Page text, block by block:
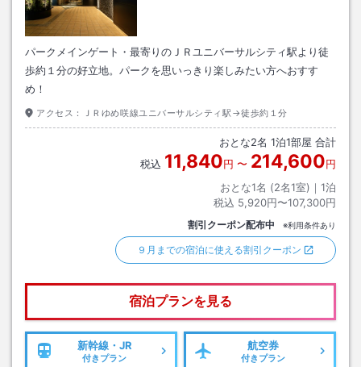
パークメインゲート・最寄りのＪＲユニバーサルシティ駅より徒
歩約１分の好立地。パークを思いっきり楽しみたい方へおすす
め！
アクセス： ＪＲゆめ咲線ユニバーサルシティ駅→徒歩約１分
おとな2名 1泊1部屋 合計
税込 11,840円 〜 214,600円
おとな1名 (2名1室)｜ 1泊
税込 5,920円〜107,300円
割引クーポン配布中 ※利用条件あり
９月までの宿泊に使える割引クーポン
宿泊プランを見る
新幹線・JR
付きプラン
航空券
付きプラン